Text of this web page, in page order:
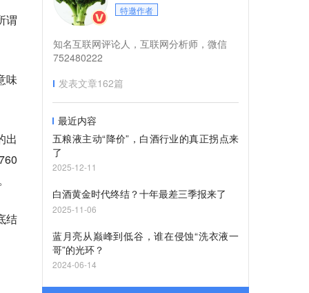
谓
味
出
结
特邀作者
知名互联网评论人，互联网分析师，微信
752480222
发表文章162篇
最近内容
五粮液主动“降价”，白酒行业的真正拐点来
了
2025-12-11
白酒黄金时代终结？十年最差三季报来了
2025-11-06
蓝月亮从巅峰到低谷，谁在侵蚀“洗衣液一
哥”的光环？
2024-06-14